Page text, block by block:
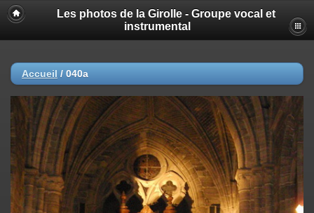
Les photos de la Girolle - Groupe vocal et
instrumental
Accueil / 040a